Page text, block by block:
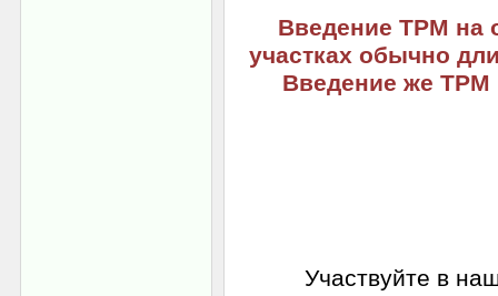
Введение ТРМ на
участках обычно
Введение же ТРМ
Участвуйте в